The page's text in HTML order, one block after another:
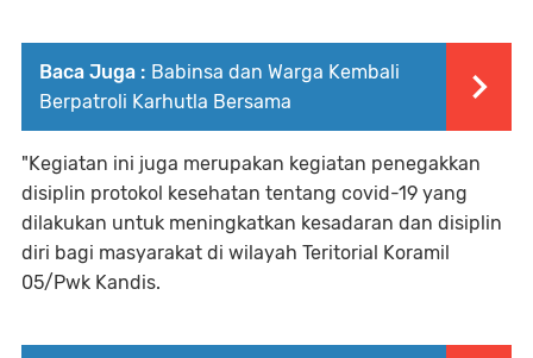
Baca Juga : Babinsa dan Warga Kembali
Berpatroli Karhutla Bersama
"Kegiatan ini juga merupakan kegiatan penegakkan
disiplin protokol kesehatan tentang covid-19 yang
dilakukan untuk meningkatkan kesadaran dan disiplin
diri bagi masyarakat di wilayah Teritorial Koramil
05/Pwk Kandis.